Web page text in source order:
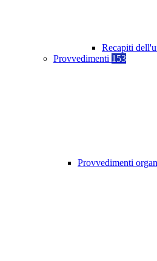
Recapiti
Provvedimenti 153
Provvedimenti